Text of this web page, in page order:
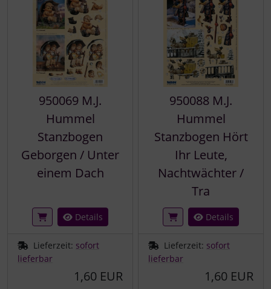
950069 M.J.
Hummel
Stanzbogen
Geborgen / Unter
einem Dach
Details
Lieferzeit: sofort
lieferbar
1,60 EUR
950088 M.J.
Hummel
Stanzbogen Hört
Ihr Leute,
Nachtwächter /
Tra
Details
Lieferzeit: sofort
lieferbar
1,60 EUR